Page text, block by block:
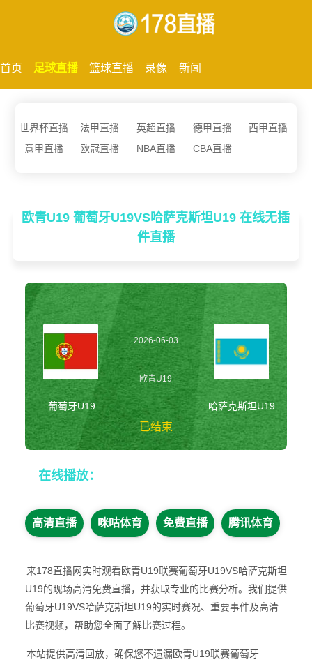
首页 足球直播 篮球直播 录像 新闻
世界杯直播 法甲直播 英超直播 德甲直播
西甲直播
意甲直播
欧冠直播 NBA直播 CBA直播
欧青U19 葡萄牙U19VS哈萨克斯坦U19 在线无插
件直播
葡萄牙U19
2026-06-03
17:00:00
欧青U19
已结束
哈萨克斯坦U19
在线播放：
高清直播 咪咕体育 免费直播 腾讯体育
来178直播网实时观看欧青U19联赛葡萄牙U19VS哈萨克斯坦
U19的现场高清免费直播，并获取专业的比赛分析。我们提供
葡萄牙U19VS哈萨克斯坦U19的实时赛况、重要事件及高清
比赛视频，帮助您全面了解比赛过程。
本站提供高清回放，确保您不遗漏欧青U19联赛葡萄牙